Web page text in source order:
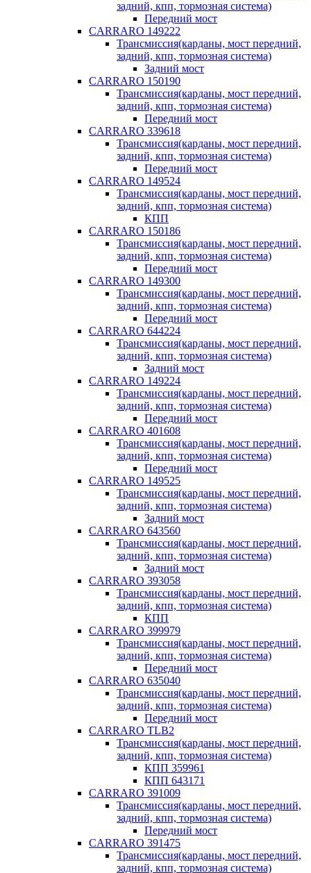
задний, кпп, тормозная система)
Передний мост
CARRARO 149222
Трансмиссия(карданы, мост передний,
задний, кпп, тормозная система)
Задний мост
CARRARO 150190
Трансмиссия(карданы, мост передний,
задний, кпп, тормозная система)
Передний мост
CARRARO 339618
Трансмиссия(карданы, мост передний,
задний, кпп, тормозная система)
Передний мост
CARRARO 149524
Трансмиссия(карданы, мост передний,
задний, кпп, тормозная система)
КПП
CARRARO 150186
Трансмиссия(карданы, мост передний,
задний, кпп, тормозная система)
Передний мост
CARRARO 149300
Трансмиссия(карданы, мост передний,
задний, кпп, тормозная система)
Передний мост
CARRARO 644224
Трансмиссия(карданы, мост передний,
задний, кпп, тормозная система)
Задний мост
CARRARO 149224
Трансмиссия(карданы, мост передний,
задний, кпп, тормозная система)
Передний мост
CARRARO 401608
Трансмиссия(карданы, мост передний,
задний, кпп, тормозная система)
Передний мост
CARRARO 149525
Трансмиссия(карданы, мост передний,
задний, кпп, тормозная система)
Задний мост
CARRARO 643560
Трансмиссия(карданы, мост передний,
задний, кпп, тормозная система)
Задний мост
CARRARO 393058
Трансмиссия(карданы, мост передний,
задний, кпп, тормозная система)
КПП
CARRARO 399979
Трансмиссия(карданы, мост передний,
задний, кпп, тормозная система)
Передний мост
CARRARO 635040
Трансмиссия(карданы, мост передний,
задний, кпп, тормозная система)
Передний мост
CARRARO TLB2
Трансмиссия(карданы, мост передний,
задний, кпп, тормозная система)
КПП 359961
КПП 643171
CARRARO 391009
Трансмиссия(карданы, мост передний,
задний, кпп, тормозная система)
Передний мост
CARRARO 391475
Трансмиссия(карданы, мост передний,
задний, кпп, тормозная система)